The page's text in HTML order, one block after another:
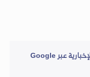
تابعوا آخر أخبار وكالة السوري الإخبارية عبر Google